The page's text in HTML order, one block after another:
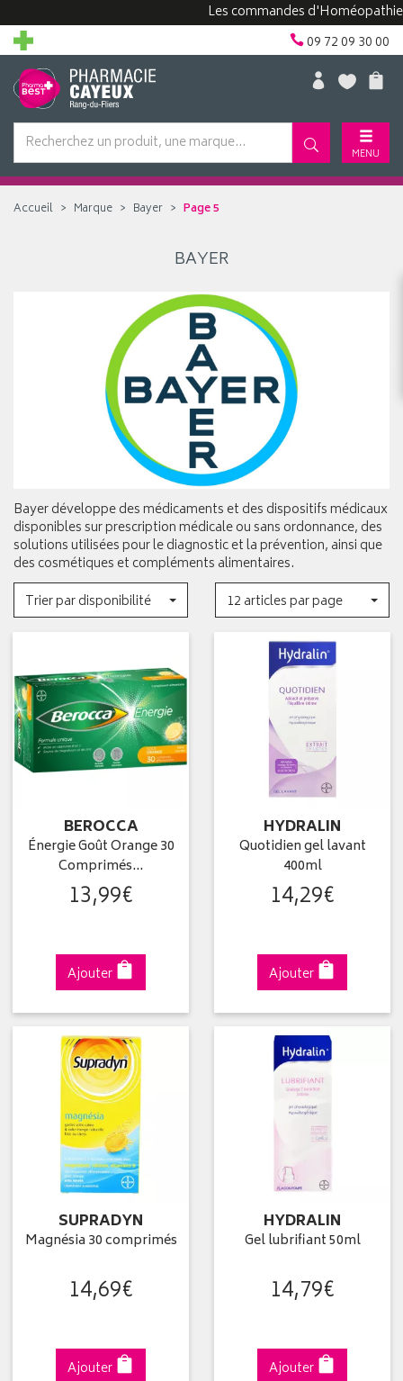
Les commandes d'Homéopathie
09 72 09 30 00
MENU
Accueil Marque Bayer Page 5
BAYER
Bayer développe des médicaments et des dispositifs médicaux
disponibles sur prescription médicale ou sans ordonnance, des
solutions utilisées pour le diagnostic et la prévention, ainsi que
des cosmétiques et compléments alimentaires.
Trier par disponibilité
12 articles par page
BEROCCA
Énergie Goût Orange 30
Comprimés…
13,99€
Ajouter
HYDRALIN
Quotidien gel lavant
400ml
14,29€
Ajouter
SUPRADYN
Magnésia 30 comprimés
14,69€
Ajouter
HYDRALIN
Gel lubrifiant 50ml
14,79€
Ajouter